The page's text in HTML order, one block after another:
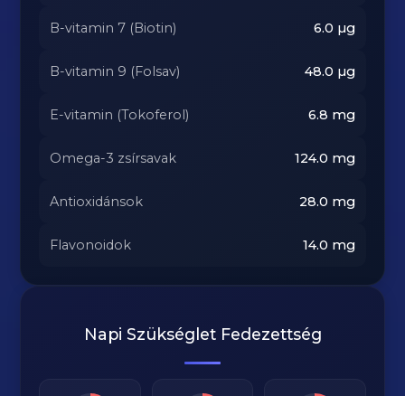
B-vitamin 7 (Biotin) 6.0 µg
B-vitamin 9 (Folsav) 48.0 µg
E-vitamin (Tokoferol) 6.8 mg
Omega-3 zsírsavak 124.0 mg
Antioxidánsok 28.0 mg
Flavonoidok 14.0 mg
Napi Szükséglet Fedezettség